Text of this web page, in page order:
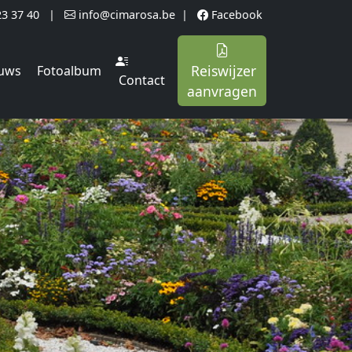
37 40 | info@cimarosa.be | Facebook
Fotoalbum
Contact
Reiswijzer
aanvragen